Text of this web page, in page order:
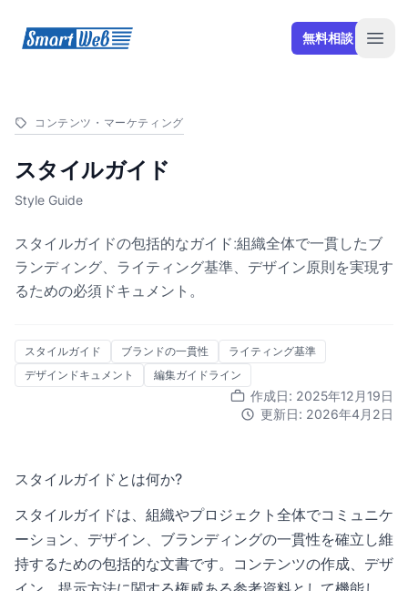
SmartWeb 無料相談
コンテンツ・マーケティング
スタイルガイド
Style Guide
スタイルガイドの包括的なガイド:組織全体で一貫したブ
ランディング、ライティング基準、デザイン原則を実現す
るための必須ドキュメント。
スタイルガイド ブランドの一貫性
ライティング基準
デザインドキュメント
編集ガイドライン
作成日: 2025年12月19日
更新日: 2026年4月2日
スタイルガイドとは何か?
スタイルガイドは、組織やプロジェクト全体でコミュニケ
ーション、デザイン、ブランディングの一貫性を確立し維
持するための包括的な文書です。コンテンツの作成、デザ